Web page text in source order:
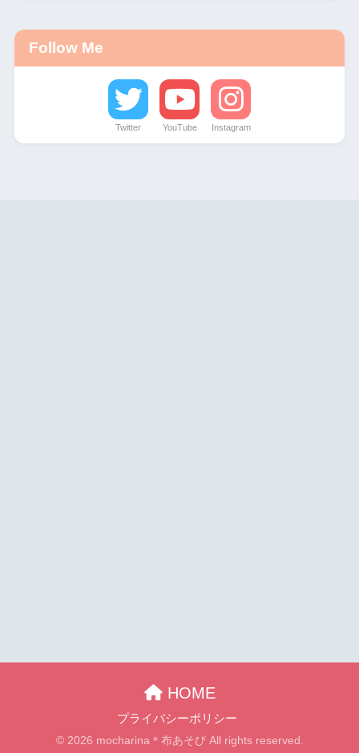
Follow Me
Twitter YouTube Instagram
HOME
プライバシーポリシー
© 2026 mocharina＊布あそび All rights reserved.